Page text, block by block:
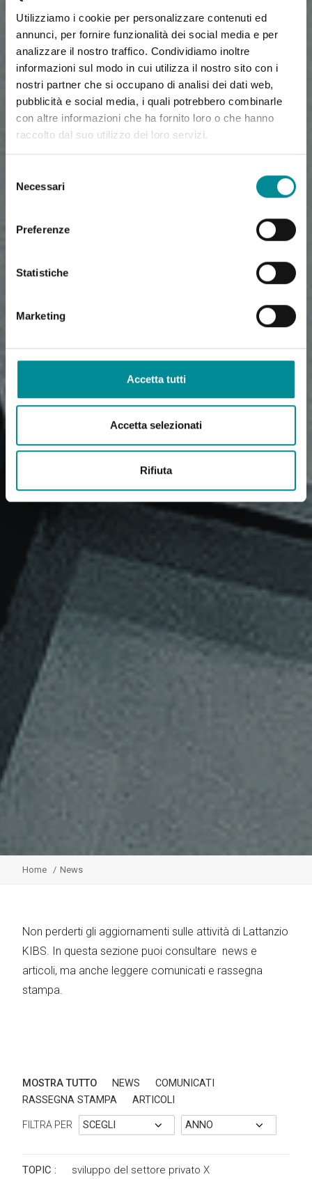
Utilizziamo i cookie per personalizzare contenuti ed
annunci, per fornire funzionalità dei social media e per
analizzare il nostro traffico. Condividiamo inoltre
informazioni sul modo in cui utilizza il nostro sito con i
nostri partner che si occupano di analisi dei dati web,
pubblicità e social media, i quali potrebbero combinarle
con altre informazioni che ha fornito loro o che hanno
raccolto dal suo utilizzo dei loro servizi.
delNecessari
Preferenze
Statistiche
Marketing
Accetta tutti
Accetta selezionati
Rifiuta
Home News
Non perderti gli aggiornamenti sulle attività di Lattanzio
KIBS. In questa sezione puoi consultare news e
articoli, ma anche leggere comunicati e rassegna
stampa.
MOSTRA TUTTO NEWS
COMUNICATI
RASSEGNA STAMPA
ARTICOLI
FILTRA PER
TOPIC : sviluppo del settore privato X